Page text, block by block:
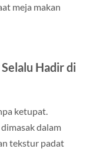
meja makan
Hadir di
ketupat.
dalam
tekstur padat